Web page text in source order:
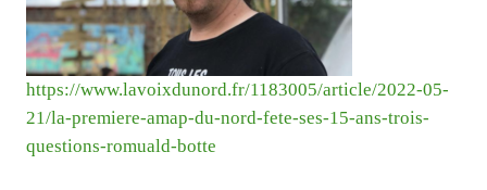
https://www.lavoixdunord.fr/1183005/article/2022-05-
21/la-premiere-amap-du-nord-fete-ses-15-ans-trois-
questions-romuald-botte